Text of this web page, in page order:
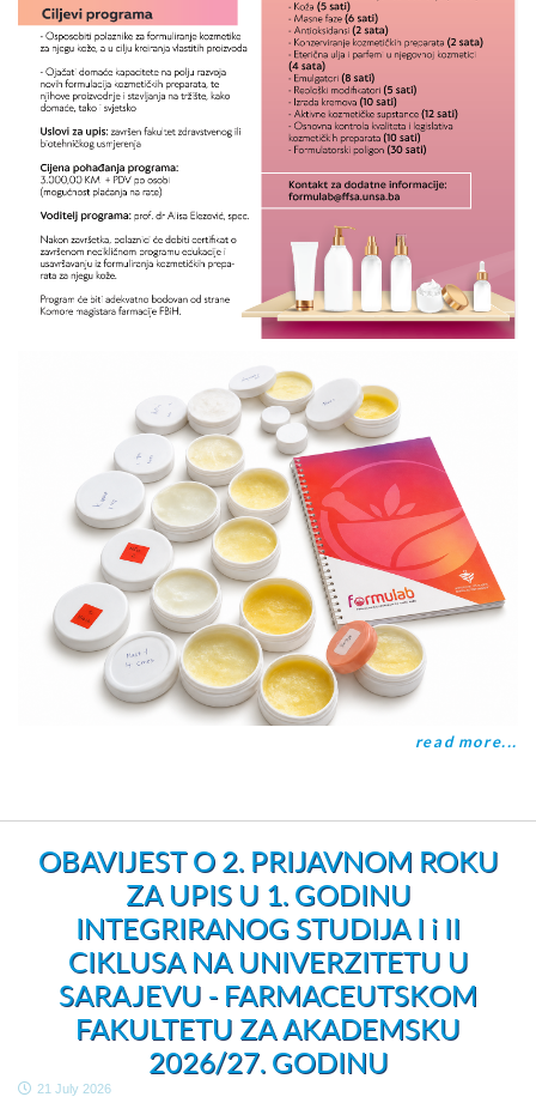
read more...
OBAVIJEST O 2. PRIJAVNOM ROKU
ZA UPIS U 1. GODINU
INTEGRIRANOG STUDIJA I i II
CIKLUSA NA UNIVERZITETU U
SARAJEVU - FARMACEUTSKOM
FAKULTETU ZA AKADEMSKU
2026/27. GODINU
21 July 2026